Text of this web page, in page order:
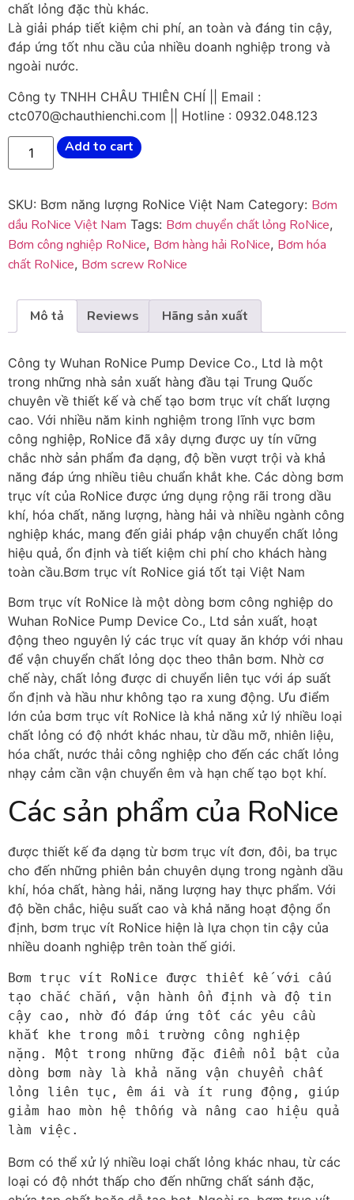
chất lỏng đặc thù khác.
Là giải pháp tiết kiệm chi phí, an toàn và đáng tin cậy,
đáp ứng tốt nhu cầu của nhiều doanh nghiệp trong và
ngoài nước.
Công ty TNHH CHÂU THIÊN CHÍ || Email :
ctc070@chauthienchi.com || Hotline : 0932.048.123
Add to cart
SKU: Bơm năng lượng RoNice Việt Nam Category: Bơm
dầu RoNice Việt Nam Tags: Bơm chuyển chất lỏng RoNice,
Bơm công nghiệp RoNice, Bơm hàng hải RoNice, Bơm hóa
chất RoNice, Bơm screw RoNice
Mô tả Reviews Hãng sản xuất
Công ty Wuhan RoNice Pump Device Co., Ltd là một
trong những nhà sản xuất hàng đầu tại Trung Quốc
chuyên về thiết kế và chế tạo bơm trục vít chất lượng
cao. Với nhiều năm kinh nghiệm trong lĩnh vực bơm
công nghiệp, RoNice đã xây dựng được uy tín vững
chắc nhờ sản phẩm đa dạng, độ bền vượt trội và khả
năng đáp ứng nhiều tiêu chuẩn khắt khe. Các dòng bơm
trục vít của RoNice được ứng dụng rộng rãi trong dầu
khí, hóa chất, năng lượng, hàng hải và nhiều ngành công
nghiệp khác, mang đến giải pháp vận chuyển chất lỏng
hiệu quả, ổn định và tiết kiệm chi phí cho khách hàng
toàn cầu.Bơm trục vít RoNice giá tốt tại Việt Nam
Bơm trục vít RoNice là một dòng bơm công nghiệp do
Wuhan RoNice Pump Device Co., Ltd sản xuất, hoạt
động theo nguyên lý các trục vít quay ăn khớp với nhau
để vận chuyển chất lỏng dọc theo thân bơm. Nhờ cơ
chế này, chất lỏng được di chuyển liên tục với áp suất
ổn định và hầu như không tạo ra xung động. Ưu điểm
lớn của bơm trục vít RoNice là khả năng xử lý nhiều loại
chất lỏng có độ nhớt khác nhau, từ dầu mỡ, nhiên liệu,
hóa chất, nước thải công nghiệp cho đến các chất lỏng
nhạy cảm cần vận chuyển êm và hạn chế tạo bọt khí.
Các sản phẩm của RoNice
được thiết kế đa dạng từ bơm trục vít đơn, đôi, ba trục
cho đến những phiên bản chuyên dụng trong ngành dầu
khí, hóa chất, hàng hải, năng lượng hay thực phẩm. Với
độ bền chắc, hiệu suất cao và khả năng hoạt động ổn
định, bơm trục vít RoNice hiện là lựa chọn tin cậy của
nhiều doanh nghiệp trên toàn thế giới.
Bơm trục vít RoNice được thiết kế với cấu
tạo chắc chắn, vận hành ổn định và độ tin
cậy cao, nhờ đó đáp ứng tốt các yêu cầu
khắt khe trong môi trường công nghiệp
nặng. Một trong những đặc điểm nổi bật của
dòng bơm này là khả năng vận chuyển chất
lỏng liên tục, êm ái và ít rung động, giúp
giảm hao mòn hệ thống và nâng cao hiệu quả
làm việc.
Bơm có thể xử lý nhiều loại chất lỏng khác nhau, từ các
loại có độ nhớt thấp cho đến những chất sánh đặc,